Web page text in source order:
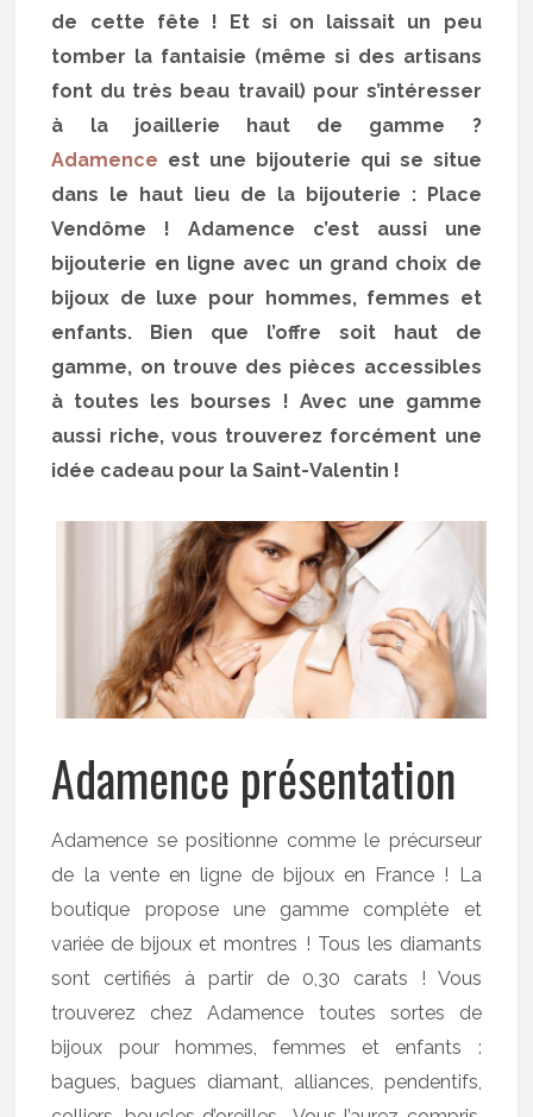
de cette fête ! Et si on laissait un peu
tomber la fantaisie (même si des artisans
font du très beau travail) pour s’intéresser
à la joaillerie haut de gamme ?
Adamence est une bijouterie qui se situe
dans le haut lieu de la bijouterie : Place
Vendôme ! Adamence c’est aussi une
bijouterie en ligne avec un grand choix de
bijoux de luxe pour hommes, femmes et
enfants. Bien que l’offre soit haut de
gamme, on trouve des pièces accessibles
à toutes les bourses ! Avec une gamme
aussi riche, vous trouverez forcément une
idée cadeau pour la Saint-Valentin !
Adamence présentation
Adamence se positionne comme le précurseur
de la vente en ligne de bijoux en France ! La
boutique propose une gamme complète et
variée de bijoux et montres ! Tous les diamants
sont certifiés à partir de 0,30 carats ! Vous
trouverez chez Adamence toutes sortes de
bijoux pour hommes, femmes et enfants :
bagues, bagues diamant, alliances, pendentifs,